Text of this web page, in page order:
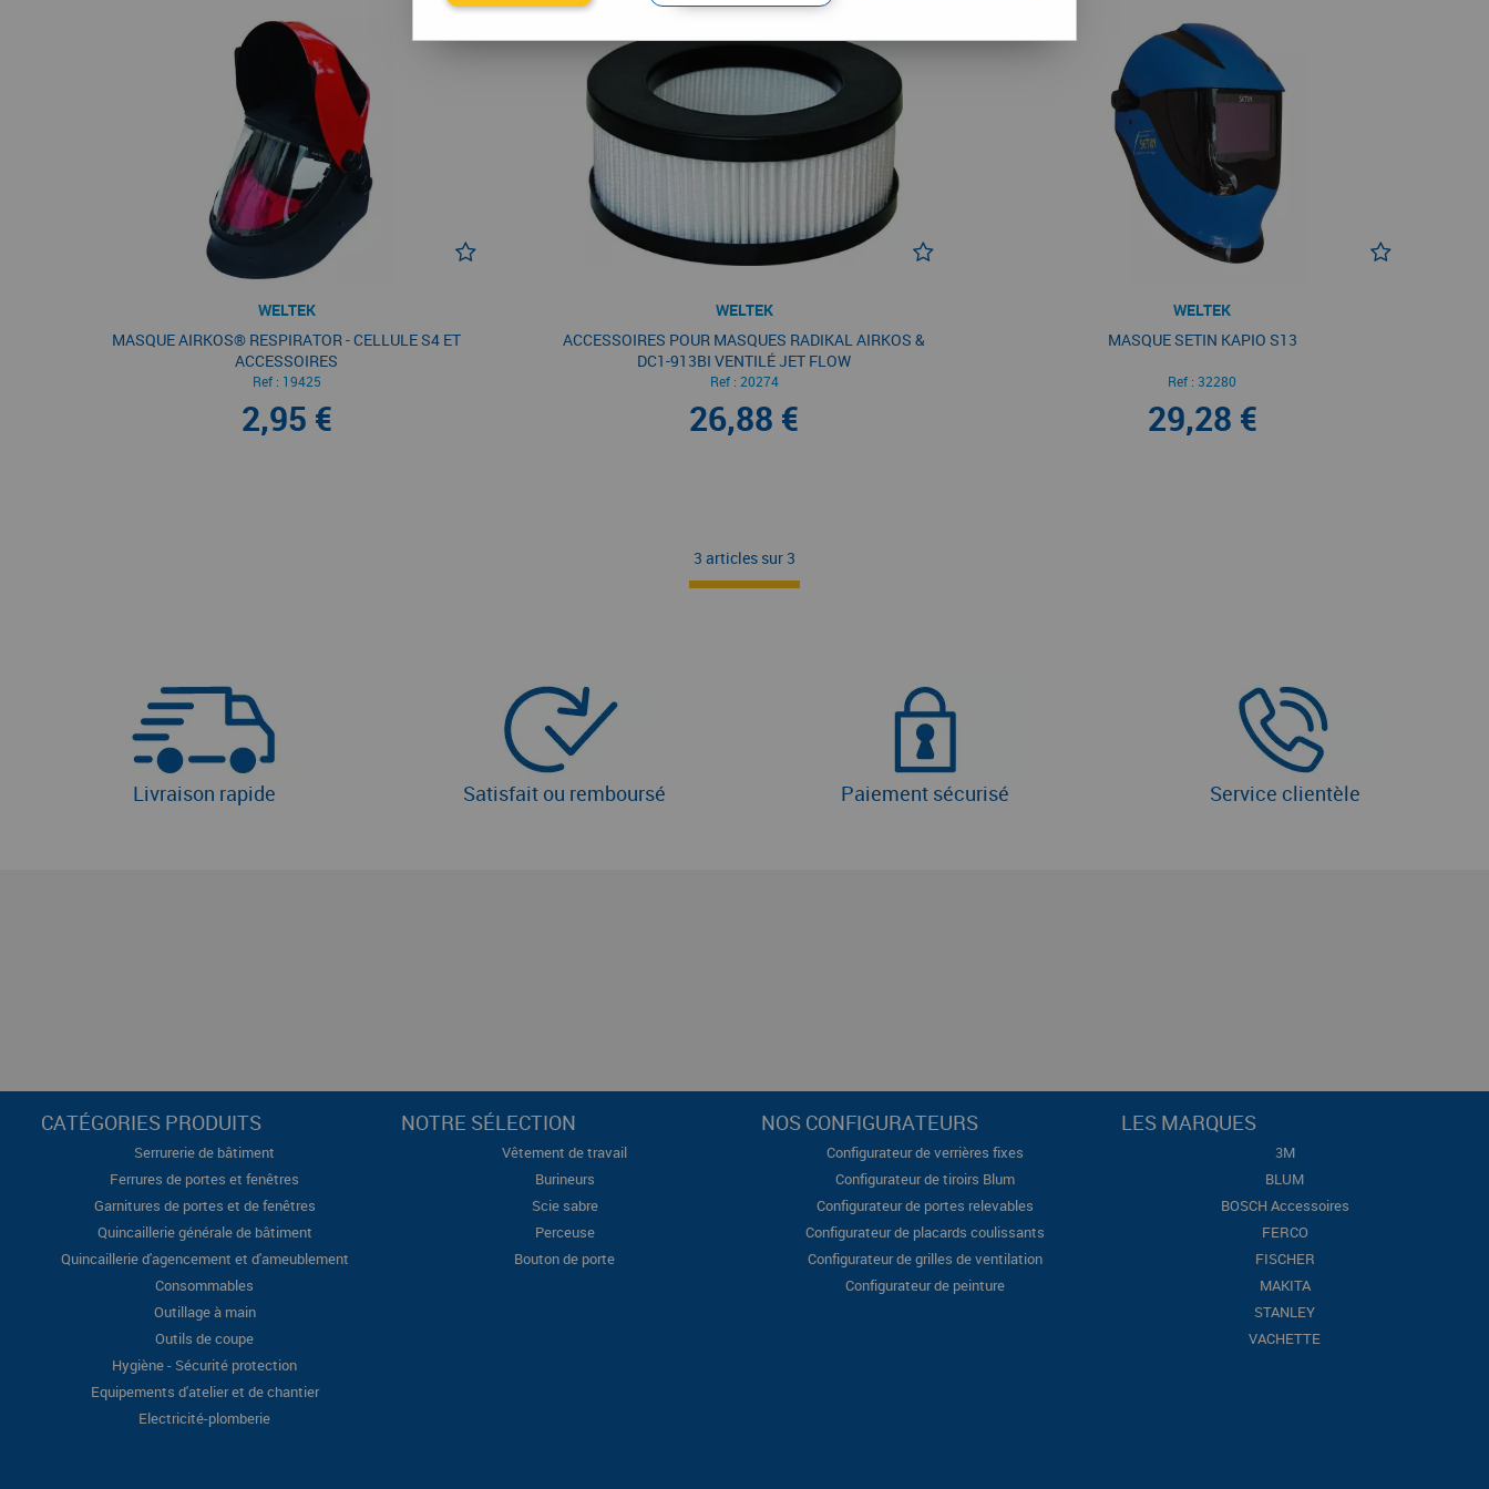
WELTEK
MASQUE AIRKOS® RESPIRATOR - CELLULE S4 ET
ACCESSOIRES
Ref : 19425
2,95 €
WELTEK
ACCESSOIRES POUR MASQUES RADIKAL AIRKOS &
DC1-913BI VENTILÉ JET FLOW
Ref : 20274
26,88 €
WELTEK
MASQUE SETIN KAPIO S13
Ref :32280
29,28 €
3 articles sur 3
Livraison rapide Satisfait ou remboursé Paiement sécurisé Service clientèle
CATÉGORIES PRODUITS
Serrurerie de bâtiment
Ferrures de portes et fenêtres
Garnitures de portes et de fenêtres
Quincaillerie générale de bâtiment
Quincaillerie d'agencement et d'ameublement
Consommables
Outillage à main
Outils de coupe
Hygiène - Sécurité protection
Equipements d'atelier et de chantier
Electricité-plomberie
NOTRE SÉLECTION
Vêtement de travail
Burineurs
Scie sabre
Perceuse
Bouton de porte
NOS CONFIGURATEURS
Configurateur de verrières fixes
Configurateur de tiroirs Blum
Configurateur de portes relevables
Configurateur de placards coulissants
Configurateur de grilles de ventilation
Configurateur de peinture
LES MARQUES
3M
BLUM
BOSCH Accessoires
FERCO
FISCHER
MAKITA
STANLEY
VACHETTE